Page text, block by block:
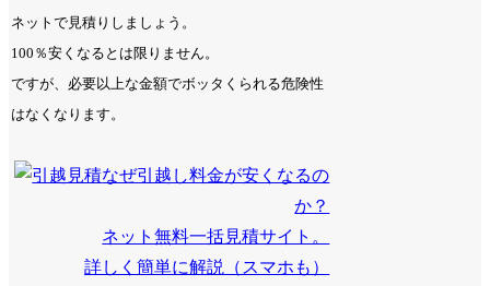
ネットで見積りしましょう。
100％安くなるとは限りません。
ですが、必要以上な金額でボッタくられる危険性
はなくなります。
なぜ引越し料金が安くなるの
か？
ネット無料一括見積サイト。
詳しく簡単に解説（スマホも）